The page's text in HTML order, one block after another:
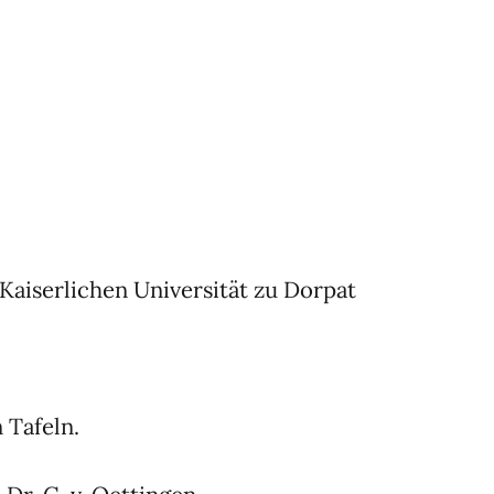
Universität zu Dorpat